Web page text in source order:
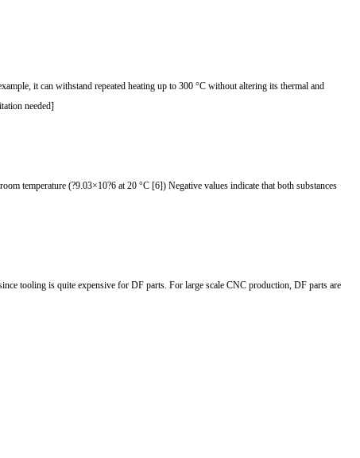
it can withstand repeated heating up to 300 °C without altering its thermal and
needed]
temperature (?9.03×10?6 at 20 °C [6]) Negative values indicate that both substances
tooling is quite expensive for DF parts. For large scale CNC production, DF parts are